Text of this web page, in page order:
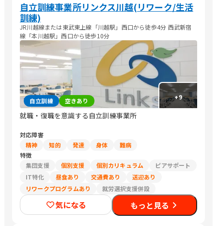
自立訓練事業所リンクス川越(リワーク/生活
訓練)
JR川越線または東武東上線「川越駅」西口から徒歩4分 西武新宿
線「本川越駅」西口から徒歩10分
+9
自立訓練 空きあり
就職・復職を意識する自立訓練事業所
対応障害
精神
知的 発達 身体
難病
特徴
集団支援
個別支援 個別カリキュラム
ピアサポート
IT特化
昼食あり 交通費あり
送迎あり
リワークプログラムあり
就労選択支援併設
気になる もっと見る